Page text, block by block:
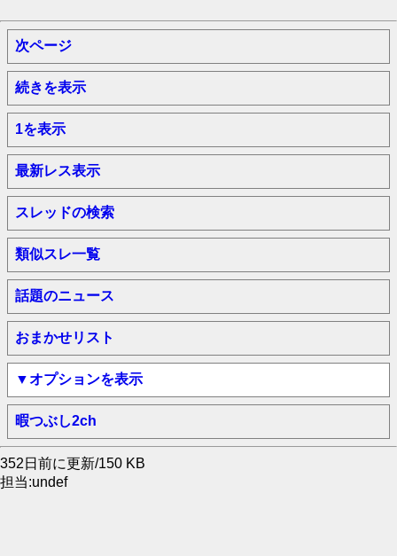
次ページ
続きを表示
1を表示
最新レス表示
スレッドの検索
類似スレ一覧
話題のニュース
おまかせリスト
▼オプションを表示
暇つぶし2ch
352日前に更新/150 KB
担当:undef